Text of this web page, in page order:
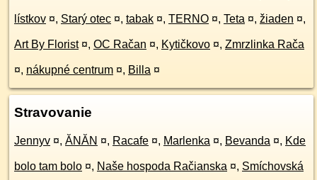
lístkov ¤, Starý otec ¤, tabak ¤, TERNO ¤, Teta ¤, žiaden ¤,
Art By Florist ¤, OC Račan ¤, Kytičkovo ¤, Zmrzlinka Rača
¤, nákupné centrum ¤, Billa ¤
Stravovanie
Jennyv ¤, ĂNĂN ¤, Racafe ¤, Marlenka ¤, Bevanda ¤, Kde
bolo tam bolo ¤, Naše hospoda Račianska ¤, Smíchovská